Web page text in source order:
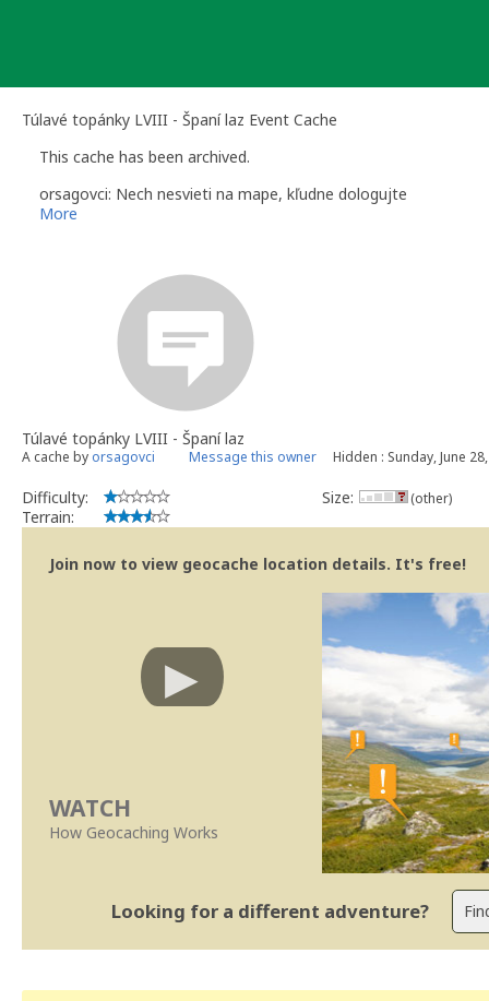
Túlavé topánky LVIII - Španí laz Event Cache
This cache has been archived.
orsagovci: Nech nesvieti na mape, kľudne dologujte
More
Túlavé topánky LVIII - Španí laz
A cache by orsagovci Message this owner Hidden : Sunday, June
Difficulty:
Terrain:
Size: (other)
Join now to view geocache location details. It's free!
WATCH
How Geocaching Works
Looking for a different adventure?